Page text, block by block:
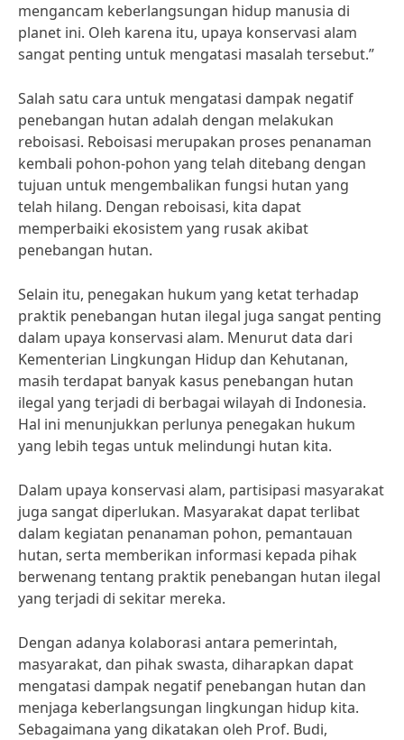
mengancam keberlangsungan hidup manusia di
planet ini. Oleh karena itu, upaya konservasi alam
sangat penting untuk mengatasi masalah tersebut.”
Salah satu cara untuk mengatasi dampak negatif
penebangan hutan adalah dengan melakukan
reboisasi. Reboisasi merupakan proses penanaman
kembali pohon-pohon yang telah ditebang dengan
tujuan untuk mengembalikan fungsi hutan yang
telah hilang. Dengan reboisasi, kita dapat
memperbaiki ekosistem yang rusak akibat
penebangan hutan.
Selain itu, penegakan hukum yang ketat terhadap
praktik penebangan hutan ilegal juga sangat penting
dalam upaya konservasi alam. Menurut data dari
Kementerian Lingkungan Hidup dan Kehutanan,
masih terdapat banyak kasus penebangan hutan
ilegal yang terjadi di berbagai wilayah di Indonesia.
Hal ini menunjukkan perlunya penegakan hukum
yang lebih tegas untuk melindungi hutan kita.
Dalam upaya konservasi alam, partisipasi masyarakat
juga sangat diperlukan. Masyarakat dapat terlibat
dalam kegiatan penanaman pohon, pemantauan
hutan, serta memberikan informasi kepada pihak
berwenang tentang praktik penebangan hutan ilegal
yang terjadi di sekitar mereka.
Dengan adanya kolaborasi antara pemerintah,
masyarakat, dan pihak swasta, diharapkan dapat
mengatasi dampak negatif penebangan hutan dan
menjaga keberlangsungan lingkungan hidup kita.
Sebagaimana yang dikatakan oleh Prof. Budi,